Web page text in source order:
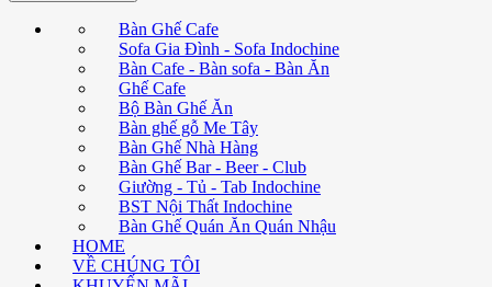
Bàn Ghế Cafe
Sofa Gia Đình - Sofa Indochine
Bàn Cafe - Bàn sofa - Bàn Ăn
Ghế Cafe
Bộ Bàn Ghế Ăn
Bàn ghế gỗ Me Tây
Bàn Ghế Nhà Hàng
Bàn Ghế Bar - Beer - Club
Giường - Tủ - Tab Indochine
BST Nội Thất Indochine
Bàn Ghế Quán Ăn Quán Nhậu
HOME
VỀ CHÚNG TÔI